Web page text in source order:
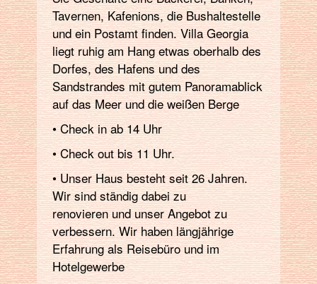
Tavernen, Kafenions, die Bushaltestelle
und ein Postamt finden. Villa Georgia
liegt ruhig am Hang etwas oberhalb des
Dorfes, des Hafens und des
Sandstrandes mit gutem Panoramablick
auf das Meer und die weißen Berge
• Check in ab 14 Uhr
• Check out bis 11 Uhr.
• Unser Haus besteht seit 26 Jahren.
Wir sind ständig dabei zu
renovieren und unser Angebot zu
verbessern. Wir haben längjährige
Erfahrung als Reisebüro und im
Hotelgewerbe